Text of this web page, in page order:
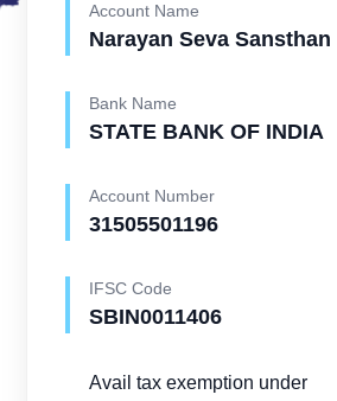
Account Name
Narayan Seva Sansthan
Bank Name
STATE BANK OF INDIA
Account Number
31505501196
IFSC Code
SBIN0011406
Avail tax exemption under